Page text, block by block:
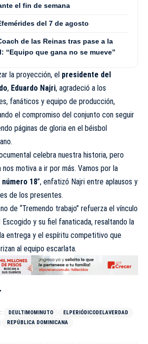
el fin de semana
del 7 de agosto
de las Reinas tras pase a la
“Equipo que gana no se mueve”
la proyección, el presidente del
, Eduardo Najri, agradeció a los
fanáticos y equipo de producción,
el compromiso del conjunto con seguir
páginas de gloria en el béisbol
celebra nuestra historia, pero
nos motiva a ir por más. Vamos por la
18”, enfatizó Najri entre aplausos y
de los presentes.
de “Tremendo trabajo” refuerza el vínculo
y su fiel fanaticada, resaltando la
entrega y el espíritu competitivo que
al equipo escarlata.
DEULTIMOMINUTO
ELPERIÓDICODELAVERDAD
REPÚBLICA DOMINICANA